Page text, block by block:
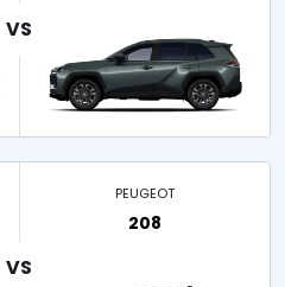
PEUGEOT
208